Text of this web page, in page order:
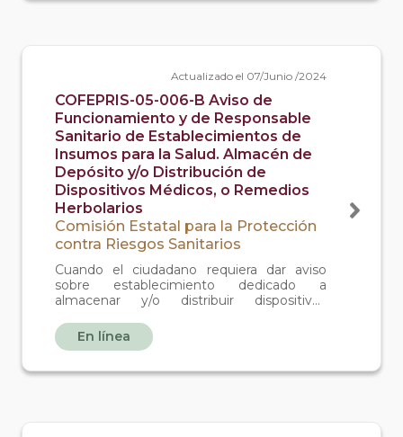
Actualizado el 07/Junio /2024
COFEPRIS-05-006-B Aviso de
Funcionamiento y de Responsable
Sanitario de Establecimientos de
Insumos para la Salud. Almacén de
Depósito y/o Distribución de
Dispositivos Médicos, o Remedios
Herbolarios
Comisión Estatal para la Protección
contra Riesgos Sanitarios
Cuando el ciudadano requiera dar aviso
sobre establecimiento dedicado a
almacenar y/o distribuir dispositivos
medicamentos no controlados o materia
prima para medicamentos no controlados.
En línea